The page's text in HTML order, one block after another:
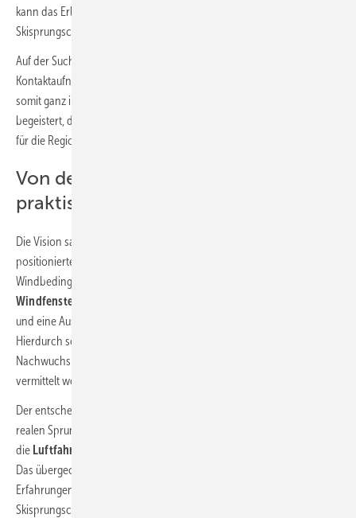
kann das Erlernte anschließend sofort an der angrenzenden
Skisprungschanze in der Praxis umgesetzt werden.
Auf der Suche nach einem Partner für das Projekt fand 2018 die erste
Kontaktaufnahme zu Helios statt. Das in Villingen-Schwenningen und
somit ganz in der Nähe ansässige Unternehmen zeigte sich sofort
begeistert, da es in dem Vorhaben sowohl für den Skisport als auch
für die Region Hochschwarzwald ein wegweisendes Projekt sieht.
Von der Vision zum ersten
praktischen Test
Die Vision sah vor, dass eine Ventilatoreneinheit einen im Luftstrom
positionierten Skispringer anbläst. Um authentische
Windbedingungen zu simulieren, wurde die Schaffung eines
Windfensters
und eine Ausblasgeschwindigkeit von etwa 100 km/h aufweist.
Hierdurch soll insbesondere Skispringern aus dem
Nachwuchsbereich eine optimale
vermittelt werden.
Der entscheidende Vorteil liegt darin, dass im Vergleich zu einem
realen Sprung, der nur wenige Sekunden dauert, in dieser Simulation
die Luftfahrt über einen längeren Zeitraum
Das übergeordnete Ziel besteht vor allem darin, sensorische
Erfahrungen zu sammeln, die dann im tatsächlichen Sprung von der
Skisprungschanze abgerufen werden können.